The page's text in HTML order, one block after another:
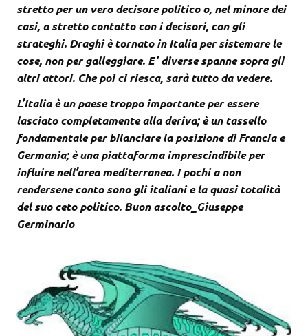
stretto per un vero decisore politico o, nel minore dei
casi, a stretto contatto con i decisori, con gli
strateghi. Draghi è tornato in Italia per sistemare le
cose, non per galleggiare. E’ diverse spanne sopra gli
altri attori. Che poi ci riesca, sarà tutto da vedere.
L’Italia è un paese troppo importante per essere
lasciato completamente alla deriva; è un tassello
fondamentale per bilanciare la posizione di Francia e
Germania; è una piattaforma imprescindibile per
influire nell’area mediterranea. I pochi a non
rendersene conto sono gli italiani e la quasi totalità
del suo ceto politico. Buon ascolto_Giuseppe
Germinario